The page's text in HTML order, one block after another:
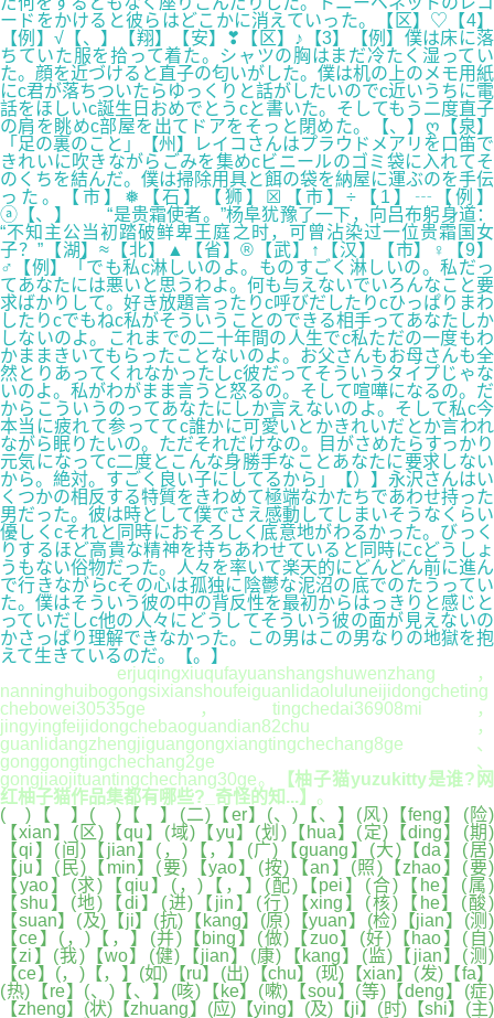
ードをかけると彼らはどこかに消えていった。【区】♡【4】
【例】√【、】【翔】【安】❣【区】♪【3】【例】僕は床に落
ちていた服を拾って着た。シャツの胸はまだ冷たく湿ってい
た。顔を近づけると直子の匂いがした。僕は机の上のメモ用紙
にc君が落ちついたらゆっくりと話がしたいのでc近いうちに電
話をほしいc誕生日おめでとうcと書いた。そしてもう二度直子
の肩を眺めc部屋を出てドアをそっと閉めた。【、】ღ【泉】
「足の裏のこと」【州】レイコさんはプラウドメアリを口笛で
きれいに吹きながらごみを集めcビニールのゴミ袋に入れてそ
のくちを結んだ。僕は掃除用具と餌の袋を納屋に運ぶのを手伝
った。【市】❅【石】【狮】☒【市】÷【1】┄【例】
ⓐ【、】 “是贵霜使者。”杨阜犹豫了一下，向吕布躬身道：
“不知主公当初踏破鲜卑王庭之时，可曾沾染过一位贵霜国女
子？”【湖】≈【北】▲【省】®【武】↑【汉】【市】♀【9】
♂【例】「でも私c淋しいのよ。ものすごく淋しいの。私だっ
てあなたには悪いと思うわよ。何も与えないでいろんなこと要
求ばかりして。好き放題言ったりc呼びだしたりcひっぱりまわ
したりcでもねc私がそういうことのできる相手ってあなたしか
しないのよ。これまでの二十年間の人生でc私ただの一度もわ
かままきいてもらったことないのよ。お父さんもお母さんも全
然とりあってくれなかったしc彼だってそういうタイプじゃな
いのよ。私がわがまま言うと怒るの。そして喧嘩になるの。だ
からこういうのってあなたにしか言えないのよ。そして私c今
本当に疲れて参っててc誰かに可愛いとかきれいだとか言われ
ながら眠りたいの。ただそれだけなの。目がさめたらすっかり
元気になってc二度とこんな身勝手なことあなたに要求しない
から。絶対。すごく良い子にしてるから」【）】永沢さんはい
くつかの相反する特質をきわめて極端なかたちであわせ持った
男だった。彼は時として僕でさえ感動してしまいそうなくらい
優しくcそれと同時におそろしく底意地がわるかった。びっく
りするほど高貴な精神を持ちあわせていると同時にcどうしょ
うもない俗物だった。人々を率いて楽天的にどんどん前に進ん
で行きながらcその心は孤独に陰鬱な泥沼の底でのたうってい
た。僕はそういう彼の中の背反性を最初からはっきりと感じと
っていだしc他の人々にどうしてそういう彼の面が見えないの
かさっぱり理解できなかった。この男はこの男なりの地獄を抱
えて生きているのだ。【。】
erjuqingxiuqufayuanshangshuwenzhang，
nanninghuibogongsixianshoufeiguanlidaoluluneijidongcheting
chebowei30535ge，tingchedai36908mi，
jingyingfeijidongchebaoguandian82chu，
guanlidangzhengjiguangongxiangtingchechang8ge、
gonggongtingchechang2ge、
gongjiaojituantingchechang30ge。
【柚子猫yuzukitty是谁?网
红柚子猫作品集都有哪些?_奇怪的知...】 。
( )【 】( )【 】(二)【er】(、)【、】(风)【feng】(险)
【xian】(区)【qu】(域)【yu】(划)【hua】(定)【ding】(期)
【qi】(间)【jian】(，)【，】(广)【guang】(大)【da】(居)
【ju】(民)【min】(要)【yao】(按)【an】(照)【zhao】(要)
【yao】(求)【qiu】(，)【，】(配)【pei】(合)【he】(属)
【shu】(地)【di】(进)【jin】(行)【xing】(核)【he】(酸)
【suan】(及)【ji】(抗)【kang】(原)【yuan】(检)【jian】(测)
【ce】(，)【，】(并)【bing】(做)【zuo】(好)【hao】(自)
【zi】(我)【wo】(健)【jian】(康)【kang】(监)【jian】(测)
【ce】(，)【，】(如)【ru】(出)【chu】(现)【xian】(发)【fa】
(热)【re】(、)【、】(咳)【ke】(嗽)【sou】(等)【deng】(症)
【zheng】(状)【zhuang】(应)【ying】(及)【ji】(时)【shi】(主)